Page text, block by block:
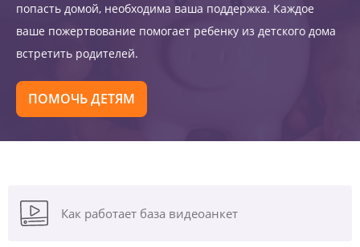
попасть домой, необходима ваша поддержка. Каждое
ваше пожертвование помогает ребенку из детского дома
встретить родителей.
ПОМОЧЬ ДЕТЯМ
Как работает база видеоанкет